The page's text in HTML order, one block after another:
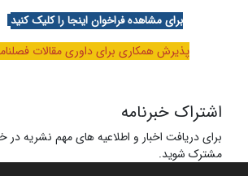
برای مشاهده فراخوان اینجا را کلیک کنید
پذیرش همکاری برای داوری مقالات
اشتراک خبرنامه
برای دریافت اخبار و اطلاعیه های مهم نشریه در
مشترک شوید.